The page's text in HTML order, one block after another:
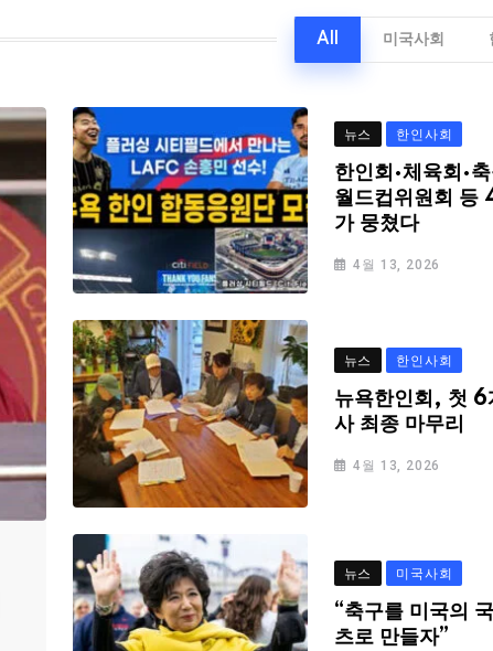
All 미국사회
뉴스 한인사회
한인회·체육회·
월드컵위원회 등
가 뭉쳤다
4월 13, 2026
뉴스 한인사회
뉴욕한인회, 첫 6
사 최종 마무리
4월 13, 2026
뉴스 미국사회
“축구를 미국의
츠로 만들자”